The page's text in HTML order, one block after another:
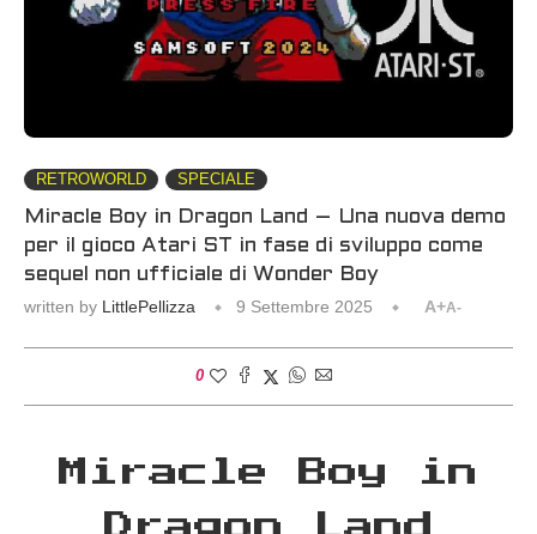
RETROWORLD SPECIALE
Miracle Boy in Dragon Land – Una nuova demo
per il gioco Atari ST in fase di sviluppo come
sequel non ufficiale di Wonder Boy
written by LittlePellizza 9 Settembre 2025 A+A-
0
Miracle Boy in
Dragon Land